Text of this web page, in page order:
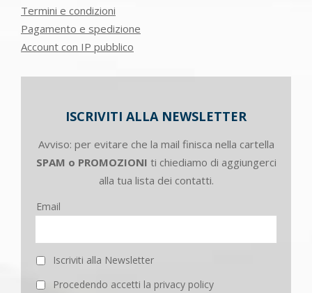
Termini e condizioni
Pagamento e spedizione
Account con IP pubblico
ISCRIVITI ALLA NEWSLETTER
Avviso: per evitare che la mail finisca nella cartella
SPAM o PROMOZIONI ti chiediamo di aggiungerci
alla tua lista dei contatti.
Email
Iscriviti alla Newsletter
Procedendo accetti la privacy policy